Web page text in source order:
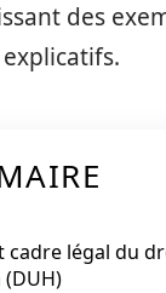
des
légal du